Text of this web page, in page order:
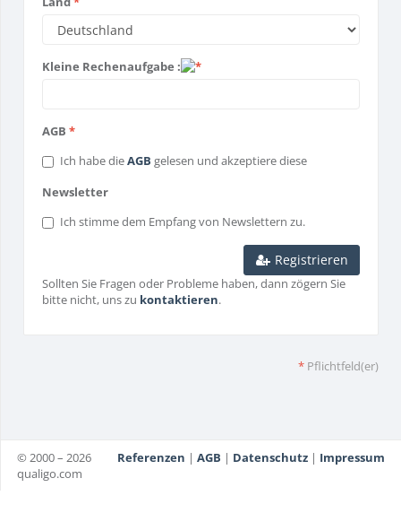
Kleine Rechenaufgabe : *
AGB *
Ich habe dieAGB gelesen und akzeptiere diese
Newsletter
Ich stimme dem Empfang von Newslettern zu.
Registrieren
Sollten Sie Fragen oder Probleme haben, dann zögern Sie
bitte nicht, uns zu kontaktieren.
* Pflichtfeld(er)
Referenzen | AGB | Datenschutz | Impressum
© 2000 – 2026
qualigo.com